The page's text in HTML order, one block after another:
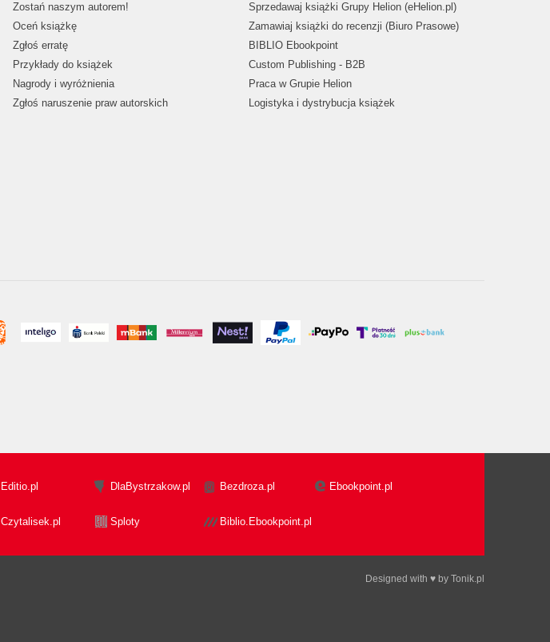
Zostań naszym autorem!
Oceń książkę
Zgłoś erratę
Przykłady do książek
Nagrody i wyróżnienia
Zgłoś naruszenie praw autorskich
Sprzedawaj książki Grupy Helion (eHelion.pl)
Zamawiaj książki do recenzji (Biuro Prasowe)
BIBLIO Ebookpoint
Custom Publishing - B2B
Praca w Grupie Helion
Logistyka i dystrybucja książek
Editio.pl DlaBystrzakow.pl Bezdroza.pl Ebookpoint.pl
Czytalisek.pl Sploty Biblio.Ebookpoint.pl
Designed with ♥ by Tonik.pl